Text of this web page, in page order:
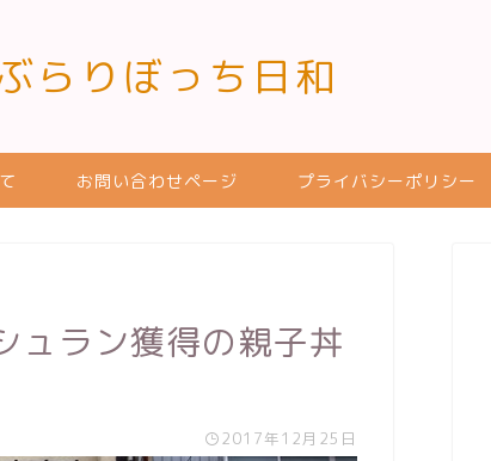
らりぼっち日和
お問い合わせページ プライバシーポリシー
ュラン獲得の親子丼
2017年12月25日